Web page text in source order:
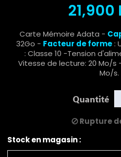
21,900
Carte Mémoire Adata -
32Go - Facteur de forme:
: Classe 10 -Tension
Vitesse de lecture: 20 Mo/s
Mo/s.
Quantité
Rupture
Stock en magasin :